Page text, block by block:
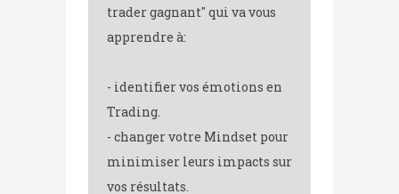
trader gagnant" qui va vous
apprendre à:
- identifier vos émotions en
Trading.
- changer votre Mindset pour
minimiser leurs impacts sur
vos résultats.